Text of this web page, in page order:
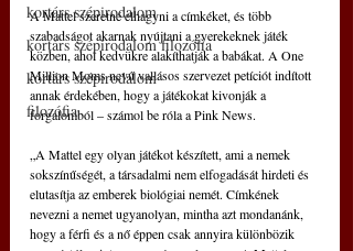
kortárs szépirodalom
kortárs szépirodalom filozófia
kortárs szépirodalom
filozófia
A Mattel szeretné elhagyni a címkéket, és több
szabadságot akarnak nyújtani a gyerekeknek játék
közben, ahol kedvükre alakíthatják a babákat. A One
Million Moms nevű vallásos szervezet petíciót indított
annak érdekében, hogy a játékokat kivonják a
forgalomból – számol be róla a Pink News.
„A Mattel egy olyan játékot készített, ami a nemek
sokszínűségét, a társadalmi nem elfogadását hirdeti és
elutasítja az emberek biológiai nemét. Címkének
nevezni a nemet ugyanolyan, mintha azt mondanánk,
hogy a férfi és a nő éppen csak annyira különbözik